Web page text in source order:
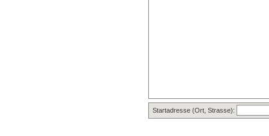
Startadresse (Ort, Strasse):